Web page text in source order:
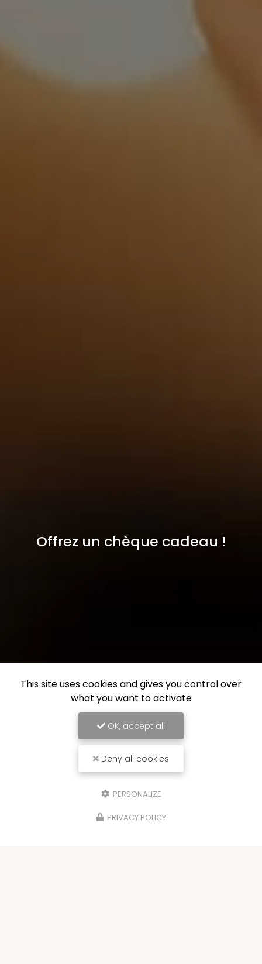
Offrez un chèque cadeau !
This site uses cookies and gives you control over
what you want to activate
OK, accept all
Deny all cookies
PERSONALIZE
PRIVACY POLICY